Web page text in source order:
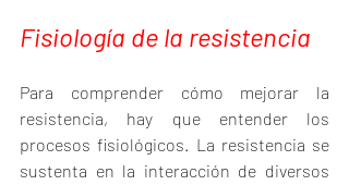
Fisiología de la resistencia
Para comprender cómo mejorar la
resistencia, hay que entender los
procesos fisiológicos. La resistencia se
sustenta en la interacción de diversos